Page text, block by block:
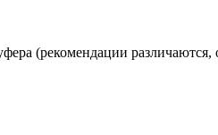
(рекомендации различаются,